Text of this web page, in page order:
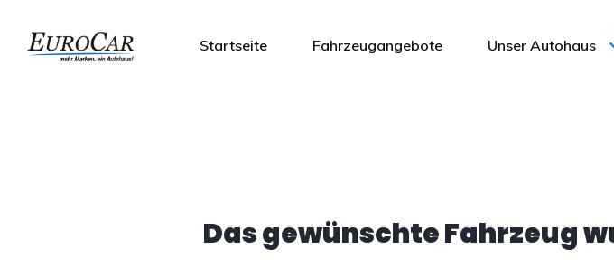
Startseite Fahrzeugangebote Unser Autohaus
Das gewünschte Fahrzeug